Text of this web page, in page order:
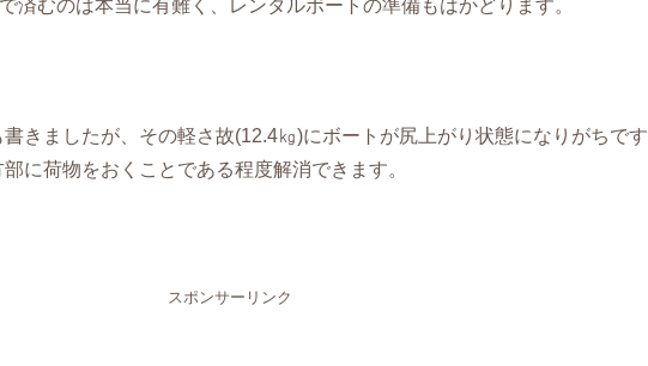
済むのは本当に有難く、レンタルボートの準備もはかどります。
きましたが、その軽さ故(12.4㎏)にボートが尻上がり状態になりがちです
に荷物をおくことである程度解消できます。
スポンサーリンク